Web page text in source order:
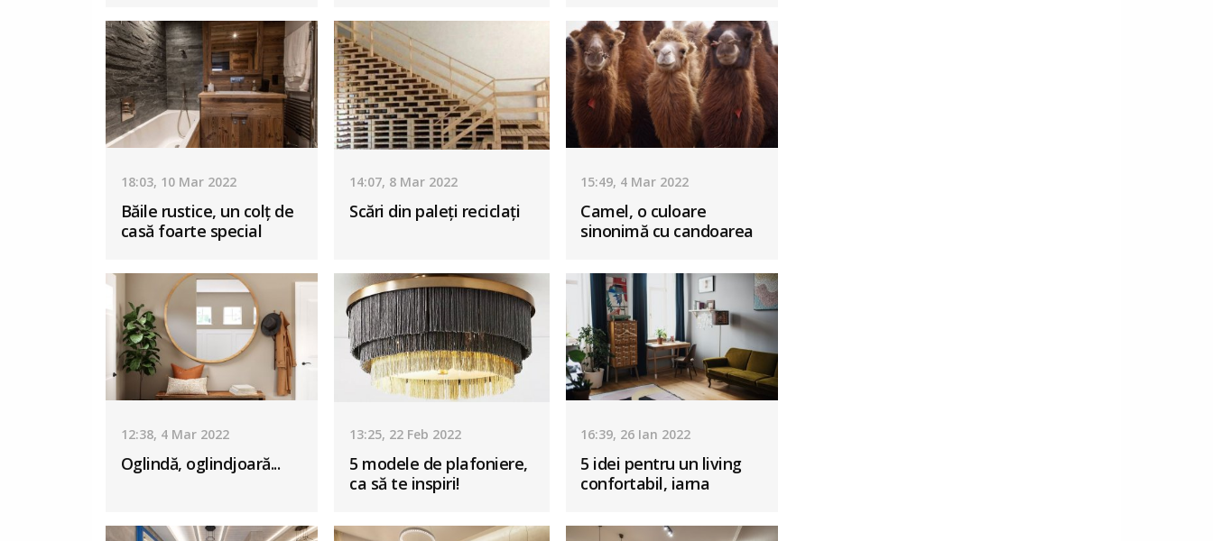
18:03, 10 Mar 2022
Băile rustice, un colț de
casă foarte special
14:07, 8 Mar 2022
Scări din paleţi reciclaţi
15:49, 4 Mar 2022
Camel, o culoare
sinonimă cu candoarea
12:38, 4 Mar 2022
Oglindă, oglindjoară...
13:25, 22 Feb 2022
5 modele de plafoniere,
ca să te inspiri!
16:39, 26 Ian 2022
5 idei pentru un living
confortabil, iarna